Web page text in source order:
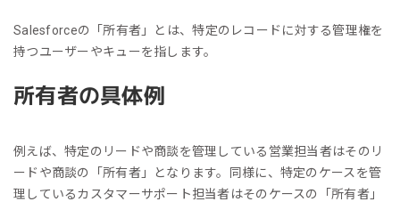
Salesforceの「所有者」とは、特定のレコードに対する管理権を
持つユーザーやキューを指します。
所有者の具体例
例えば、特定のリードや商談を管理している営業担当者はそのリ
ードや商談の「所有者」となります。同様に、特定のケースを管
理しているカスタマーサポート担当者はそのケースの「所有者」